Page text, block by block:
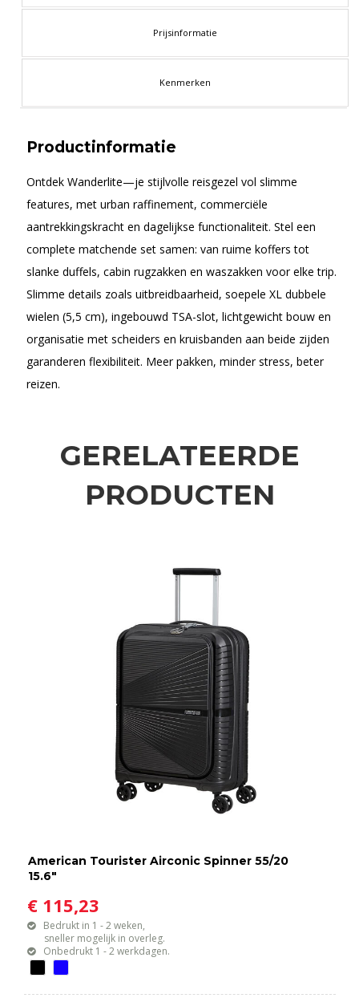
Prijsinformatie
Kenmerken
Productinformatie
Ontdek Wanderlite—je stijlvolle reisgezel vol slimme
features, met urban raffinement, commerciële
aantrekkingskracht en dagelijkse functionaliteit. Stel een
complete matchende set samen: van ruime koffers tot
slanke duffels, cabin rugzakken en waszakken voor elke trip.
Slimme details zoals uitbreidbaarheid, soepele XL dubbele
wielen (5,5 cm), ingebouwd TSA-slot, lichtgewicht bouw en
organisatie met scheiders en kruisbanden aan beide zijden
garanderen flexibiliteit. Meer pakken, minder stress, beter
reizen.
GERELATEERDE
PRODUCTEN
American Tourister Airconic Spinner 55/20
15.6"
€ 115,23
Bedrukt in 1 - 2 weken,
sneller mogelijk in overleg.
Onbedrukt 1 - 2 werkdagen.